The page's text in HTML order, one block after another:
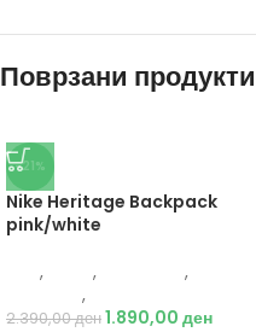
Поврзани продукти
-21%
Nike Heritage Backpack
pink/white
, , ,
,
2.390,00ден1.890,00 ден